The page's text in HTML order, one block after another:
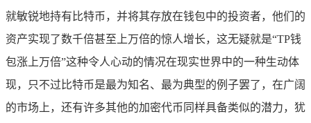
就敏锐地持有比特币，并将其存放在钱包中的投资者，他们的
资产实现了数千倍甚至上万倍的惊人增长，这无疑就是“TP钱
包涨上万倍”这种令人心动的情况在现实世界中的一种生动体
现，只不过比特币是最为知名、最为典型的例子罢了，在广阔
的市场上，还有许多其他的加密代币同样具备类似的潜力，犹